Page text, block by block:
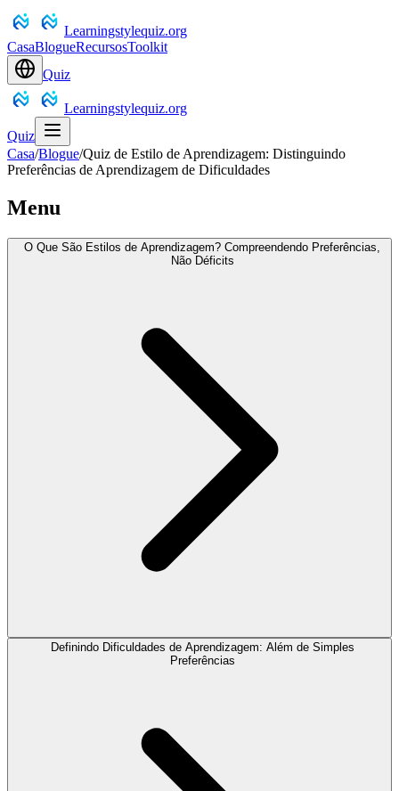
Learningstylequiz.org
CasaBlogueRecursosToolkit
Quiz
Learningstylequiz.org
Quiz
Casa/Blogue/Quiz de Estilo de Aprendizagem: Distinguindo
Preferências de Aprendizagem de Dificuldades
Menu
O Que São Estilos de Aprendizagem? Compreendendo Preferências,
Não Déficits
Definindo Dificuldades de Aprendizagem: Além de Simples
Preferências